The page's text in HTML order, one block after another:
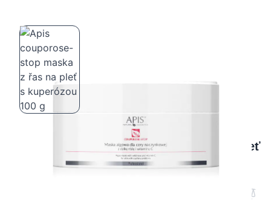
Apis couporose- stop maska z řas na pleť
s kuperózou 100 g